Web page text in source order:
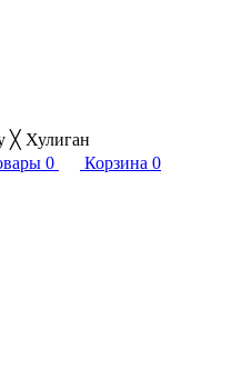
╳ Хулиган
0 Корзина 0